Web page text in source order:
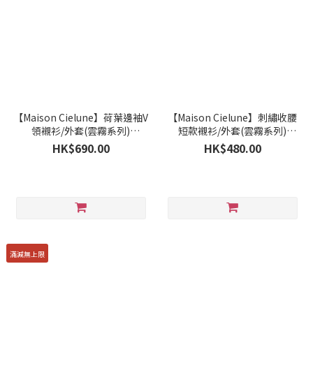
【Maison Cielune】荷葉邊袖V
領襯衫/外套(雲霧系列)
MWAD262669
HK$690.00
【Maison Cielune】刺繡收腰
短款襯衫/外套(雲霧系列)
MWAC262668
HK$480.00
滿減無上限